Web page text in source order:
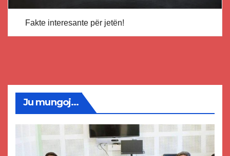
Fakte interesante për jetën!
Ju mungoj...